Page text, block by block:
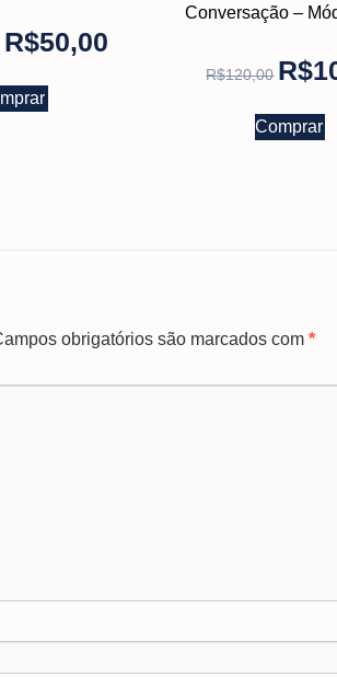
R$50,00
Conversação –
R$120,00 R$
Comprar
obrigatórios são marcados com *